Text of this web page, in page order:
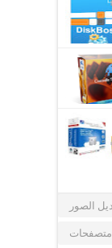
الصور
متصفحات